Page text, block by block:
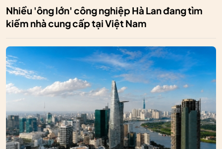
Nhiều 'ông lớn' công nghiệp Hà Lan đang tìm
kiếm nhà cung cấp tại Việt Nam